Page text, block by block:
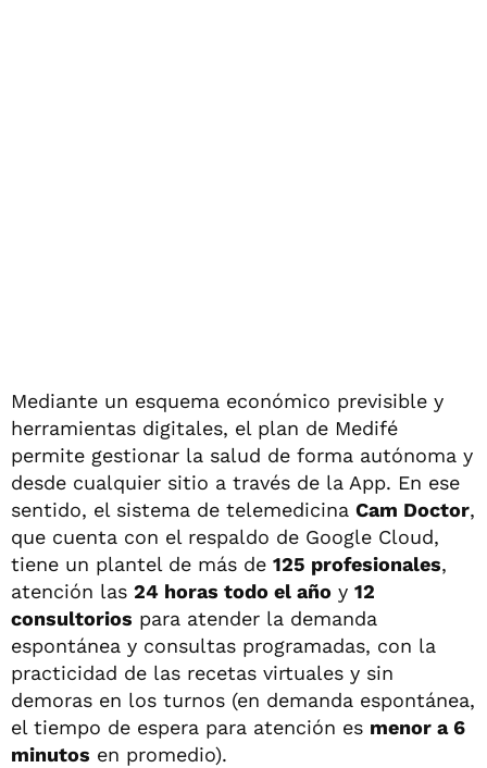
Mediante un esquema económico previsible y
herramientas digitales, el plan de Medifé
permite gestionar la salud de forma autónoma y
desde cualquier sitio a través de la App. En ese
sentido, el sistema de telemedicina Cam Doctor,
que cuenta con el respaldo de Google Cloud,
tiene un plantel de más de 125 profesionales,
atención las 24 horas todo el año y 12
consultorios para atender la demanda
espontánea y consultas programadas, con la
practicidad de las recetas virtuales y sin
demoras en los turnos (en demanda espontánea,
el tiempo de espera para atención es menor a 6
minutos en promedio).